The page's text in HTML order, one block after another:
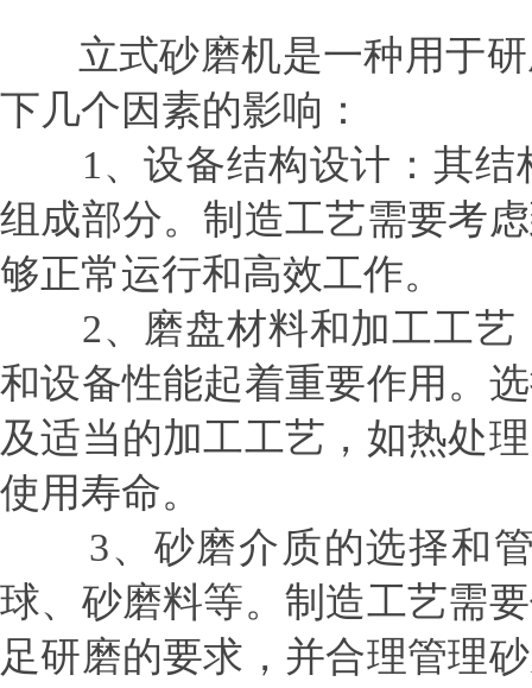
立式砂磨机是一种用于研
下几个因素的影响：
1、设备结构设计：其结
组成部分。制造工艺需要考
够正常运行和高效工作。
2、磨盘材料和加工工艺
和设备性能起着重要作用。
及适当的加工工艺，如热处
使用寿命。
3、砂磨介质的选择和管
球、砂磨料等。制造工艺需
足研磨的要求，并合理管理